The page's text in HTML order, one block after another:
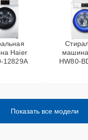
Haier
12829A
HW80-
Показать все модели